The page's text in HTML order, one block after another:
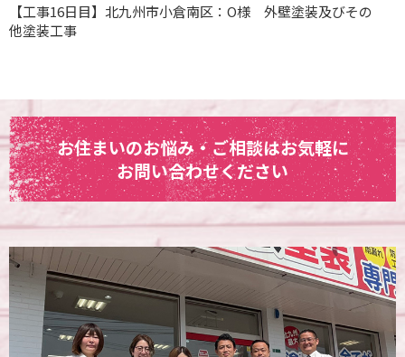
【工事16日目】北九州市小倉南区：O様 外壁塗装及びその
他塗装工事
お住まいのお悩み・ご相談はお気軽に
お問い合わせください